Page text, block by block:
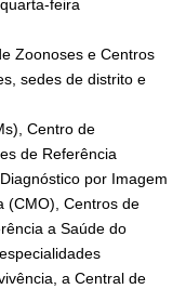
feira
Zoonoses e Centros
sedes de distrito e
Centro de
de Referência
por Imagem
(CMO), Centros de
a Saúde do
a Central de